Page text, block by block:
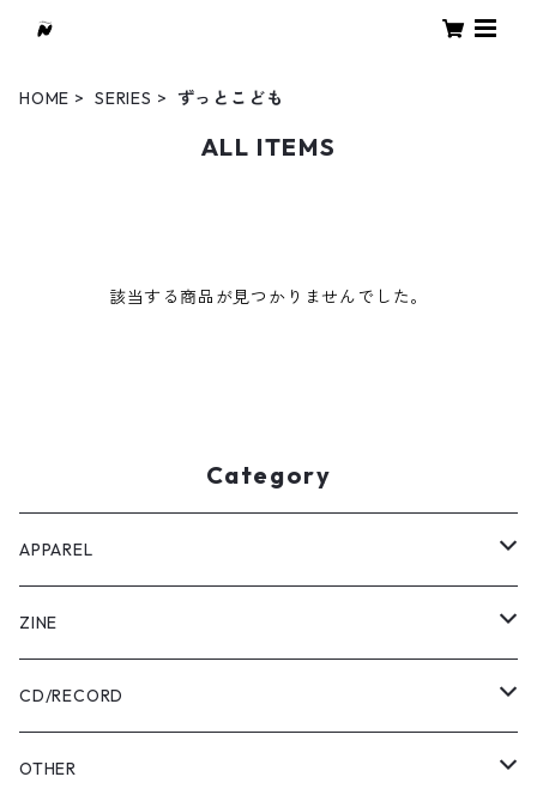
HOME SERIES ずっとこども
ALL ITEMS
該当する商品が見つかりませんでした。
Category
APPAREL
Tee
Pants
Sweatshirt
ZINE
USABENI ZINE
USABENI TRAVEL
CD/RECORD
Beni Usakura
OTHER